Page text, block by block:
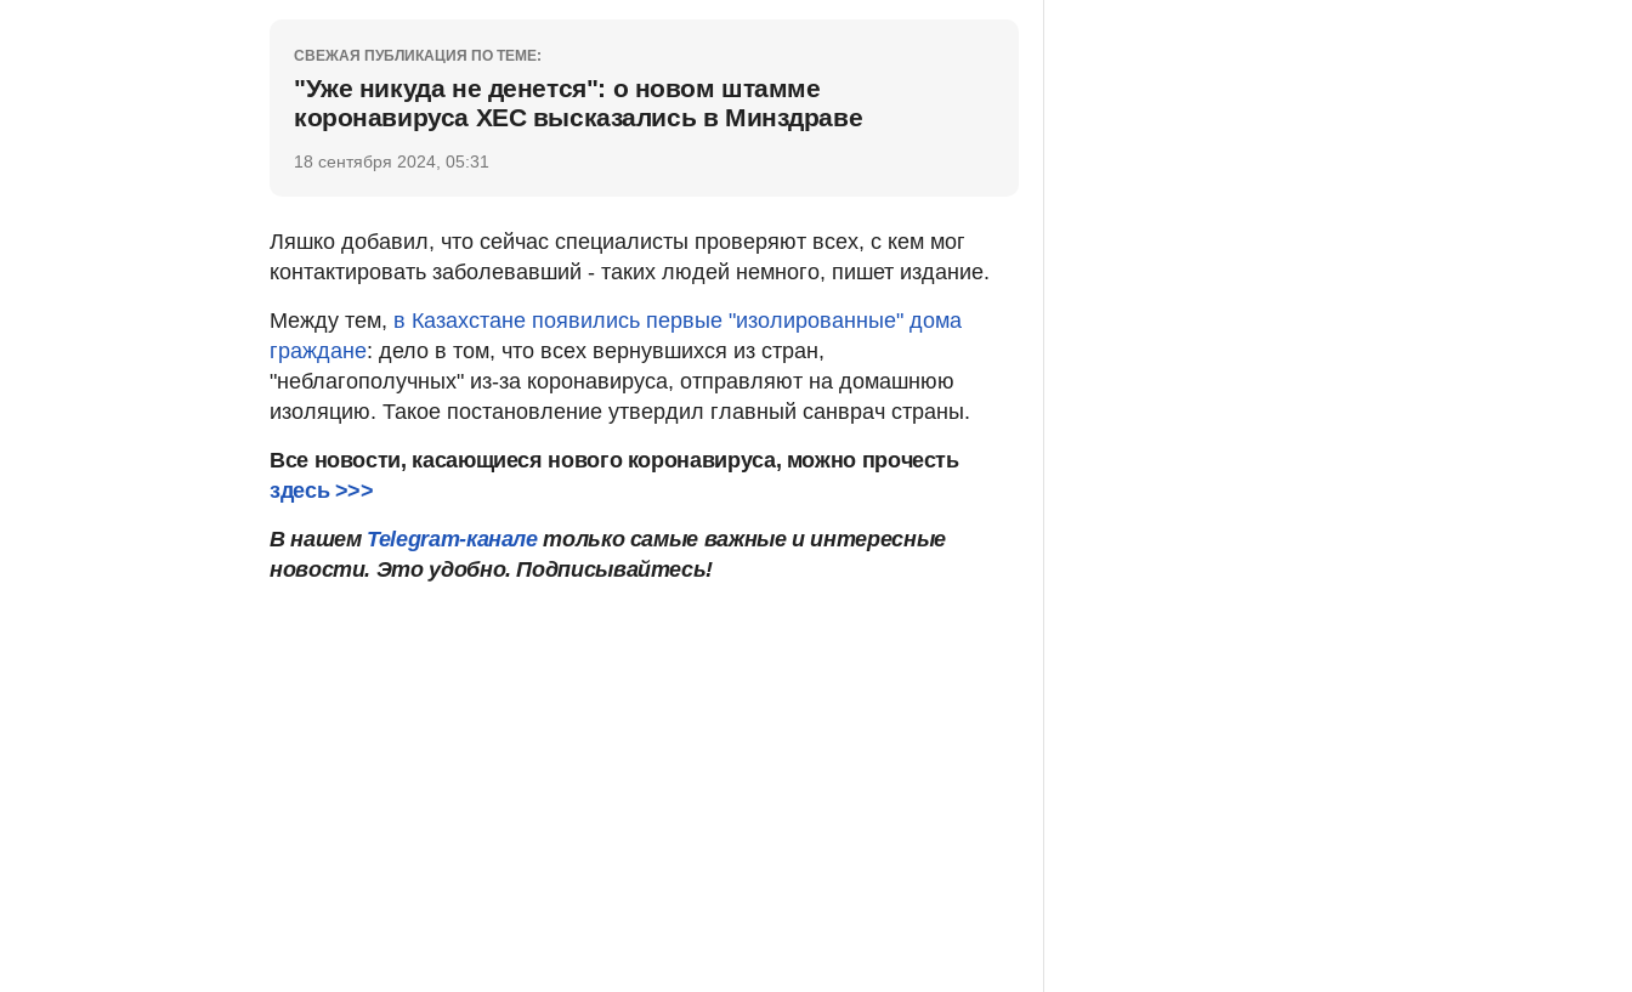
СВЕЖАЯ ПУБЛИКАЦИЯ ПО ТЕМЕ:
"Уже никуда не денется": о новом штамме
коронавируса ХЕС высказались в Минздраве
18 сентября 2024, 05:31
Ляшко добавил, что сейчас специалисты проверяют всех, с кем мог
контактировать заболевавший - таких людей немного, пишет издание.
Между тем, в Казахстане появились первые "изолированные" дома
граждане: дело в том, что всех вернувшихся из стран,
"неблагополучных" из-за коронавируса, отправляют на домашнюю
изоляцию. Такое постановление утвердил главный санврач страны.
Все новости, касающиеся нового коронавируса, можно прочесть
здесь >>>
В нашем Telegram-каналетолько самые важные и интересные
новости. Это удобно. Подписывайтесь!